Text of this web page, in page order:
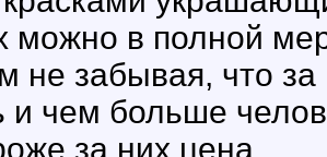
можно в полной
не забывая, что
и чем больше
за них цена.